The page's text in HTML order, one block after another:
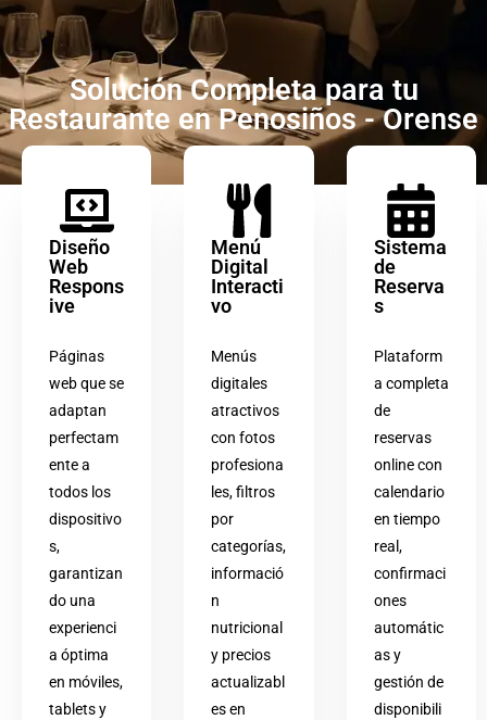
Solución Completa para tu
Restaurante en Penosiños - Orense
Diseño
Web
Respons
ive
Páginas
web que se
adaptan
perfectam
ente a
todos los
dispositivo
s,
garantizan
do una
experienci
a óptima
en móviles,
tablets y
Menú
Digital
Interacti
vo
Menús
digitales
atractivos
con fotos
profesiona
les, filtros
por
categorías,
informació
n
nutricional
y precios
actualizabl
es en
Sistema
de
Reserva
s
Plataform
a completa
de
reservas
online con
calendario
en tiempo
real,
confirmaci
ones
automátic
as y
gestión de
disponibili